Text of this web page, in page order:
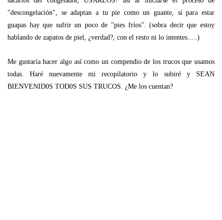
"descongelación", se adaptan a tu pie como un guante, sí para estar
guapas hay que sufrir un poco de "pies fríos". (sobra decir que estoy
hablando de zapatos de piel, ¿verdad?, con el resto ni lo intentes.....)
Me gustaría hacer algo así como un compendio de los trucos que usamos
todas. Haré nuevamente mi recopilatorio y lo subiré y SEAN
BIENVENID0S TOD0S SUS TRUCOS. ¿Me los cuentan?